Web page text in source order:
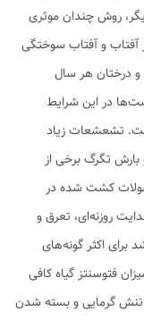
روش چندان موثری
آفتاب و آفتاب سوختگی
درختان هر سال
در این شرایط
تشعشعات زیاد
تگرگ برخی از
کشت شده در
روزنه‌ای، تعرق و
اکثر گونه‌های
میزان فتوسنتز گیاه کافی
تنش گرمایی و بسته شدن